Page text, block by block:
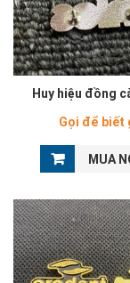
Huy hiệu đồng
Gọi để biết
MUA